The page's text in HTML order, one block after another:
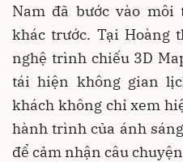
Nam đã bước vào môi
khác trước. Tại Hoàng
nghệ trình chiếu 3D
tái hiện không gian
khách không chỉ xem
hành trình của ánh
để cảm nhận câu